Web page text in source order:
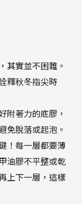
其實並不困難。
釋秋冬指尖時
附著力的底膠，
免脫落或起泡。
！每一層都要薄
油膠不平整或乾
上下一層，這樣